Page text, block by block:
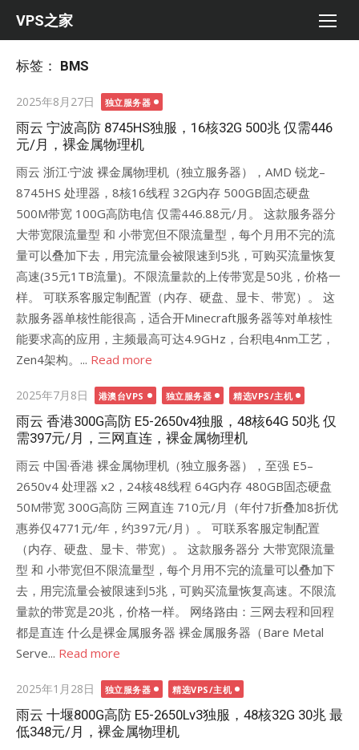
VPS之家
标签： BMS
Posted
on
2025年8月27日 独立服务器
雨云 宁波高防 8745HS独服，16核32G 500兆 仅需446
元/月，裸金属物理机
雨云 浙江·宁波 裸金属物理机（独立服务器），AMD 锐龙–
8745HS 处理器，8核16线程 32G内存 500GB固态硬盘
500M带宽 100G高防电信 仅需446.88元/月。 这款服务器分
大带宽限流量型 和 小带宽但不限流量型，每个月用不完的流
量可以叠加下去，用完流量会被限速到5兆，可购买流量恢复
高速(35元1TB流量)。不限流量款的上传带宽是50兆，价格一
样。 可联系客服定制配置（内存、硬盘、显卡、带宽）。 这
款服务器单核性能很高，适合开Minecraft服务器等对单核性
能要求高的应用，主频最高可达4.9GHz，台积电4nm工艺，
Zen4架构。... Read more
Posted
on
2025年7月8日 港澳台VPS 独立服务器 精选VPS/主机
雨云 香港300G高防 E5-2650v4独服，48核64G 50兆 仅
需397元/月，三网直连，裸金属物理机
雨云 中国·香港 裸金属物理机（独立服务器），至强 E5–
2650v4 处理器 x2，24核48线程 64G内存 480GB固态硬盘
50M带宽 300G高防 三网直连 710元/月（年付7折叠加8折优
惠券仅4771元/年，约397元/月）。 可联系客服定制配置
（内存、硬盘、显卡、带宽）。 这款服务器分 大带宽限流量
型 和 小带宽但不限流量型，每个月用不完的流量可以叠加下
去，用完流量会被限速到5兆，可购买流量恢复高速。不限流
量款的带宽是20兆，价格一样。 网络路由：三网去程和回程
都是直连 什么是裸金属服务器 ‌‌裸金属服务器（Bare Metal
Serve... Read more
Posted
on
2025年1月28日 独立服务器 精选VPS/主机
雨云 十堰800G高防 E5-2650Lv3独服，48核32G 30兆 最
低348元/月，裸金属物理机